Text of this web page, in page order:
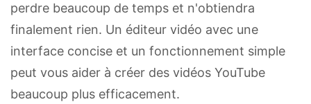
perdre beaucoup de temps et n'obtiendra
finalement rien. Un éditeur vidéo avec une
interface concise et un fonctionnement simple
peut vous aider à créer des vidéos YouTube
beaucoup plus efficacement.